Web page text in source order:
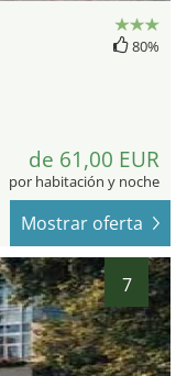
80%
de 61,00 EUR
por habitación y noche
Mostrar oferta
7